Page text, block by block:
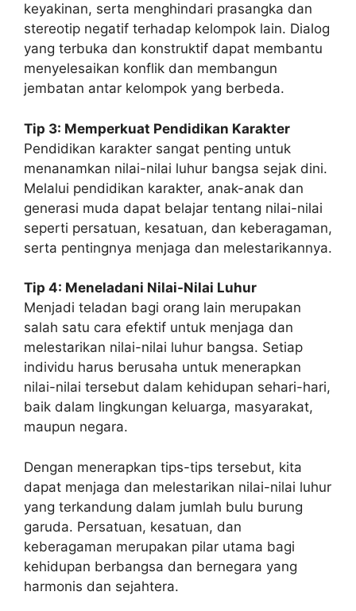
keyakinan, serta menghindari prasangka dan
stereotip negatif terhadap kelompok lain. Dialog
yang terbuka dan konstruktif dapat membantu
menyelesaikan konflik dan membangun
jembatan antar kelompok yang berbeda.
Tip 3: Memperkuat Pendidikan Karakter
Pendidikan karakter sangat penting untuk
menanamkan nilai-nilai luhur bangsa sejak dini.
Melalui pendidikan karakter, anak-anak dan
generasi muda dapat belajar tentang nilai-nilai
seperti persatuan, kesatuan, dan keberagaman,
serta pentingnya menjaga dan melestarikannya.
Tip 4: Meneladani Nilai-Nilai Luhur
Menjadi teladan bagi orang lain merupakan
salah satu cara efektif untuk menjaga dan
melestarikan nilai-nilai luhur bangsa. Setiap
individu harus berusaha untuk menerapkan
nilai-nilai tersebut dalam kehidupan sehari-hari,
baik dalam lingkungan keluarga, masyarakat,
maupun negara.
Dengan menerapkan tips-tips tersebut, kita
dapat menjaga dan melestarikan nilai-nilai luhur
yang terkandung dalam jumlah bulu burung
garuda. Persatuan, kesatuan, dan
keberagaman merupakan pilar utama bagi
kehidupan berbangsa dan bernegara yang
harmonis dan sejahtera.